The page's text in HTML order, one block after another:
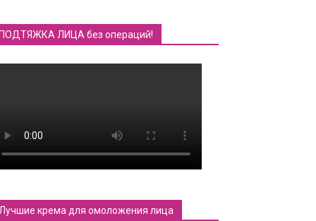
ПОДТЯЖКА ЛИЦА без операций!
Лучшие крема для омоложения лица